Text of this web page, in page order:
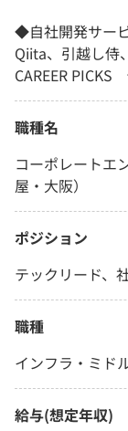
◆自社開発サー
Qiita、引越し侍
CAREER PICKS
職種名
コーポレートエ
屋・大阪）
ポジション
テックリード、
職種
インフラ・ミド
給与(想定年収)